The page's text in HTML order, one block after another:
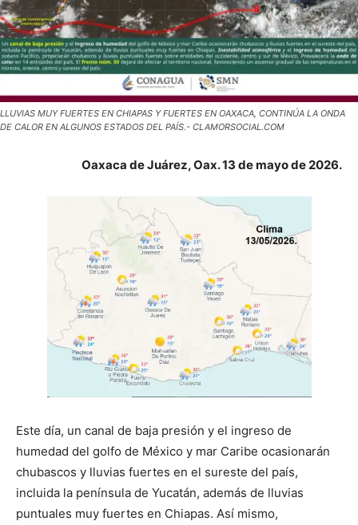
LLUVIAS MUY FUERTES EN CHIAPAS Y FUERTES EN OAXACA, CONTINÚA LA ONDA
DE CALOR EN ALGUNOS ESTADOS DEL PAÍS.- CLAMORSOCIAL.COM
Oaxaca de Juárez, Oax. 13 de mayo de 2026.
Este día, un canal de baja presión y el ingreso de
humedad del golfo de México y mar Caribe ocasionarán
chubascos y lluvias fuertes en el sureste del país,
incluida la península de Yucatán, además de lluvias
puntuales muy fuertes en Chiapas. Así mismo,